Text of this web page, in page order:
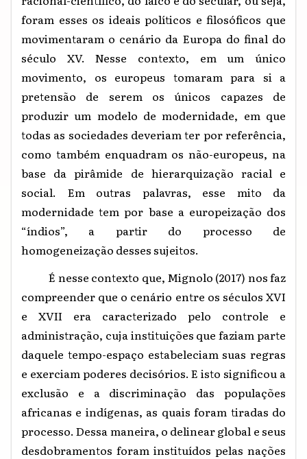
foram esses os ideais políticos e filosóficos que
movimentaram o cenário da Europa do final do
século XV. Nesse contexto, em um único
movimento, os europeus tomaram para si a
pretensão de serem os únicos capazes de
produzir um modelo de modernidade, em que
todas as sociedades deveriam ter por referência,
como também enquadram os não-europeus, na
base da pirâmide de hierarquização racial e
social. Em outras palavras, esse mito da
modernidade tem por base a europeização dos
“índios”, a partir do processo de
homogeneização desses sujeitos.
É nesse contexto que, Mignolo (2017) nosfaz
compreender que o cenário entre os séculos XVI
e XVII era caracterizado pelo controle e
administração, cuja instituições que faziam parte
daquele tempo-espaço estabeleciam suas regras
e exerciam poderes decisórios. E isto significou a
exclusão e a discriminação das populações
africanas e indígenas, as quais foram tiradas do
processo. Dessa maneira, o delinear global e seus
desdobramentos foram instituídos pelas nações